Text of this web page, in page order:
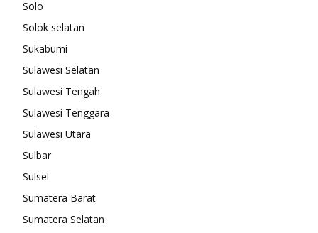
Solo
Solok selatan
Sukabumi
Sulawesi Selatan
Sulawesi Tengah
Sulawesi Tenggara
Sulawesi Utara
Sulbar
Sulsel
Sumatera Barat
Sumatera Selatan